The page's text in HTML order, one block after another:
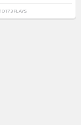
10173 PLAYS